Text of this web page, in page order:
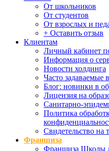
От школьников
От студентов
От взрослых и
+ Оставить отзыв
Клиентам
Личный кабинет
Информация о
Новости холдинга
Часто задаваемые
Блог: новинки в
Лицензия на
Санитарно-
Политика
Свидетельство на
Франшиза
Франшиза Школы